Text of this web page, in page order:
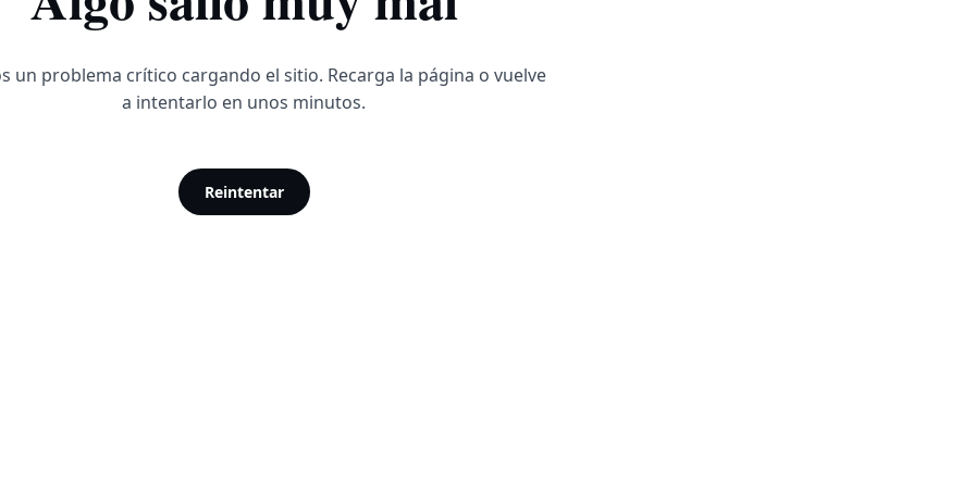
un problema crítico cargando el sitio. Recarga la página o vuelve
a intentarlo en unos minutos.
Reintentar